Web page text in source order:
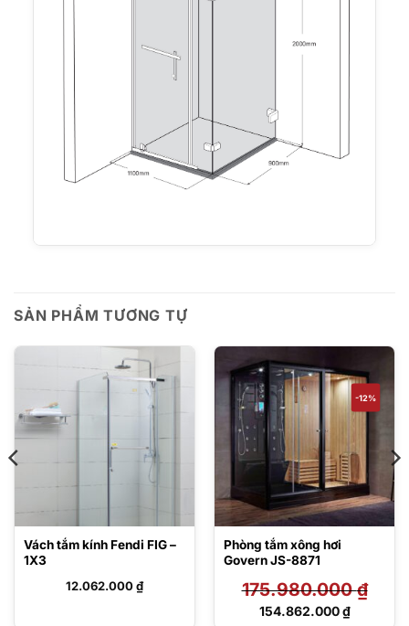
SẢN PHẨM TƯƠNG TỰ
Vách tắm kính Fendi FIG –
1X3
12.062.000₫
-12%
Phòng tắm xông hơi
Govern JS-8871
175.980.000₫
Giá
154.862.000₫